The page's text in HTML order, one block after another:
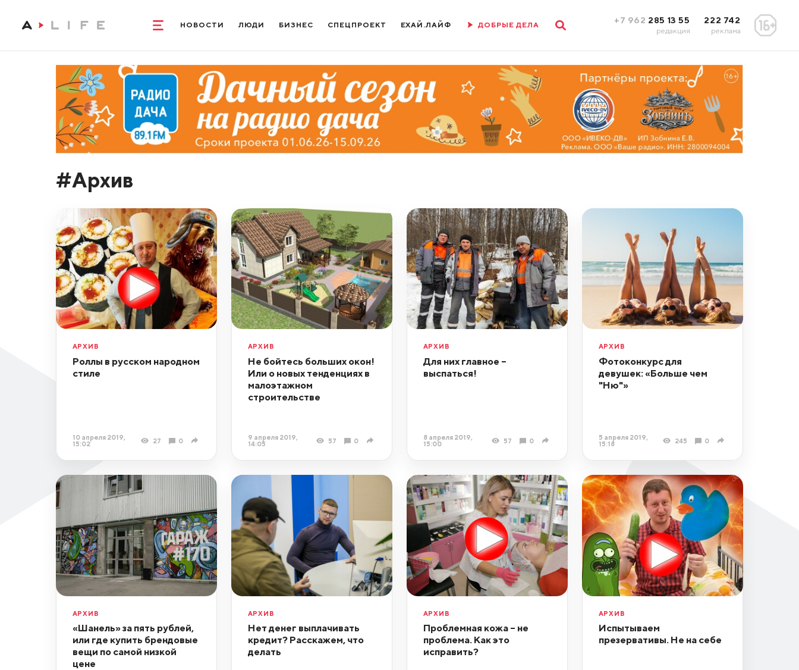
НОВОСТИ ЛЮДИ БИЗНЕС СПЕЦПРОЕКТ ЕХАЙ.ЛАЙФ ДОБРЫЕ ДЕЛА +7 962 285 13 55
редакция
222 742
реклама
#Архив
АРХИВ
Роллы в русском народном
стиле
10 апреля 2019,
15:02
27 0
АРХИВ
Не бойтесь больших окон!
Или о новых тенденциях в
малоэтажном
строительстве
9 апреля 2019,
14:05
57 0
АРХИВ
Для них главное –
выспаться!
8 апреля 2019,
15:00
57 0
АРХИВ
Фотоконкурс для
девушек: «Больше чем
"Ню"»
5 апреля 2019,
15:18
245 0
АРХИВ
«Шанель» за пять рублей,
или где купить брендовые
вещи по самой низкой
цене
АРХИВ
Нет денег выплачивать
кредит? Расскажем, что
делать
АРХИВ
Проблемная кожа – не
проблема. Как это
исправить?
АРХИВ
Испытываем
презервативы. Не на себе